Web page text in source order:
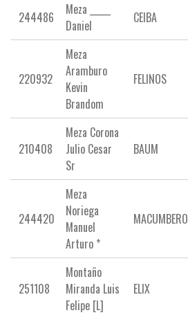
244486
Meza _____
Daniel
CEIBA
220932
Meza
Aramburo
Kevin
Brandom
FELINOS
210408
Meza Corona
Julio Cesar
Sr
BAUM
244420
Meza
Noriega
Manuel
Arturo *
MACUMBERO
251108
Montaño
Miranda Luis
Felipe [L]
ELIX